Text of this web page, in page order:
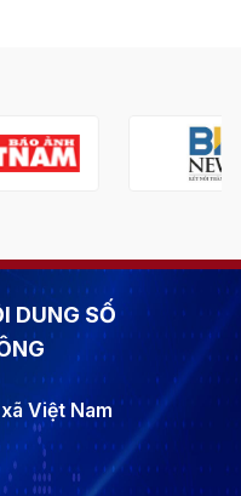
DUNG SỐ
Việt Nam